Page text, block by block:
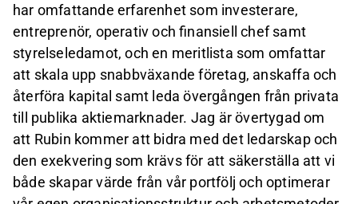
har omfattande erfarenhet som investerare,
entreprenör, operativ och finansiell chef samt
styrelseledamot, och en meritlista som omfattar
att skala upp snabbväxande företag, anskaffa och
återföra kapital samt leda övergången från privata
till publika aktiemarknader. Jag är övertygad om
att Rubin kommer att bidra med det ledarskap och
den exekvering som krävs för att säkerställa att vi
både skapar värde från vår portfölj och optimerar